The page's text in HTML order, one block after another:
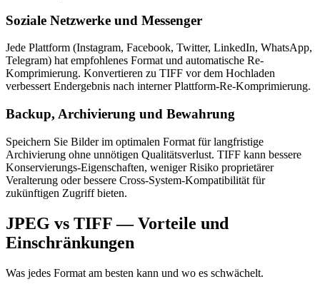
Soziale Netzwerke und Messenger
Jede Plattform (Instagram, Facebook, Twitter, LinkedIn, WhatsApp,
Telegram) hat empfohlenes Format und automatische Re-
Komprimierung. Konvertieren zu TIFF vor dem Hochladen
verbessert Endergebnis nach interner Plattform-Re-Komprimierung.
Backup, Archivierung und Bewahrung
Speichern Sie Bilder im optimalen Format für langfristige
Archivierung ohne unnötigen Qualitätsverlust. TIFF kann bessere
Konservierungs-Eigenschaften, weniger Risiko proprietärer
Veralterung oder bessere Cross-System-Kompatibilität für
zukünftigen Zugriff bieten.
JPEG vs TIFF — Vorteile und
Einschränkungen
Was jedes Format am besten kann und wo es schwächelt.